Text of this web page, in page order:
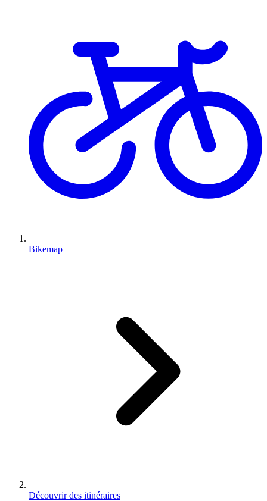
Bikemap
Découvrir des itinéraires